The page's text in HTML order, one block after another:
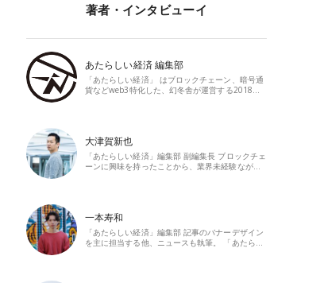
著者・インタビューイ
あたらしい経済 編集部
「あたらしい経済」 はブロックチェーン、暗号通
貨などweb3特化した、幻冬舎が運営する2018…
大津賀新也
「あたらしい経済」編集部 副編集長 ブロックチェ
ーンに興味を持ったことから、業界未経験なが…
一本寿和
「あたらしい経済」編集部 記事のバナーデザイン
を主に担当する他、ニュースも執筆。 「あたら…